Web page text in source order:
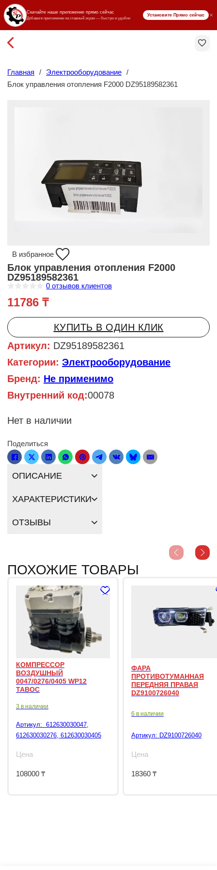
₸ KZT
Главная / Электрооборудование /
Блок управления отопления F2000 DZ95189582361
В избранное
Блок управления отопления F2000
DZ95189582361
ц
е
к
а
0
и
з
5
0 отзывов клиентов
11786 ₸
КУПИТЬ В ОДИН КЛИК
Артикул: DZ95189582361
Категории: Электрооборудование
Бренд: Не применимо
Внутренний код:00078
Нет в наличии
Поделиться
ОПИСАНИЕ
ХАРАКТЕРИСТИКИ
ОТЗЫВЫ
ПОХОЖИЕ ТОВАРЫ
КОМПРЕССОР
ВОЗДУШНЫЙ
0047/0276/0405 WP12
TABOC
3 в наличии
Артикул: 612630030047,
612630030276, 612630030405
Цена
108000 ₸
ФАРА
ПРОТИВОТУМАННАЯ
ПЕРЕДНЯЯ ПРАВАЯ
DZ9100726040
6 в наличии
Артикул: DZ9100726040
Цена
18360 ₸